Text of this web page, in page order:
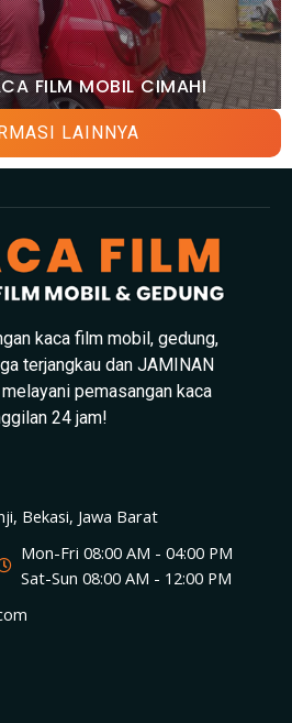
FILM MOBIL CIMAHI
LAINNYA
kaca film mobil, gedung,
terjangkau dan JAMINAN
pemasangan kaca
24 jam!
Bekasi, Jawa Barat
Mon-Fri 08:00 AM - 04:00 PM
Sat-Sun 08:00 AM - 12:00 PM